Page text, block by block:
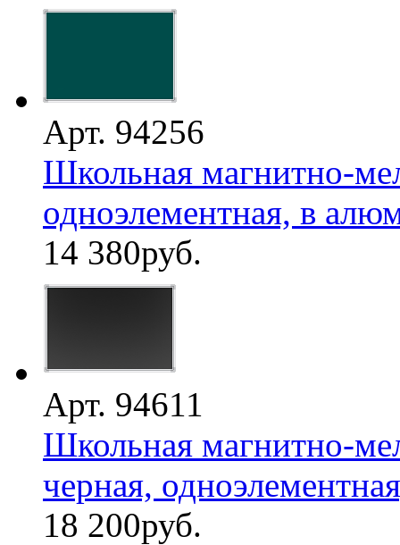
Арт. 94256
Школьная магнитно-
одноэлементная, в
14 380руб.
Арт. 94611
Школьная магнитно-
черная,
18 200руб.